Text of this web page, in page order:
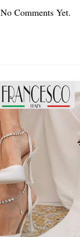
No Comments Yet.